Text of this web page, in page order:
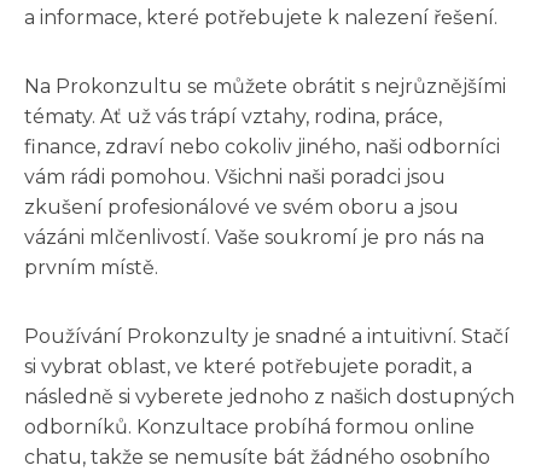
a informace, které potřebujete k nalezení řešení.
Na Prokonzultu se můžete obrátit s nejrůznějšími
tématy. Ať už vás trápí vztahy, rodina, práce,
finance, zdraví nebo cokoliv jiného, naši odborníci
vám rádi pomohou. Všichni naši poradci jsou
zkušení profesionálové ve svém oboru a jsou
vázáni mlčenlivostí. Vaše soukromí je pro nás na
prvním místě.
Používání Prokonzulty je snadné a intuitivní. Stačí
si vybrat oblast, ve které potřebujete poradit, a
následně si vyberete jednoho z našich dostupných
odborníků. Konzultace probíhá formou online
chatu, takže se nemusíte bát žádného osobního